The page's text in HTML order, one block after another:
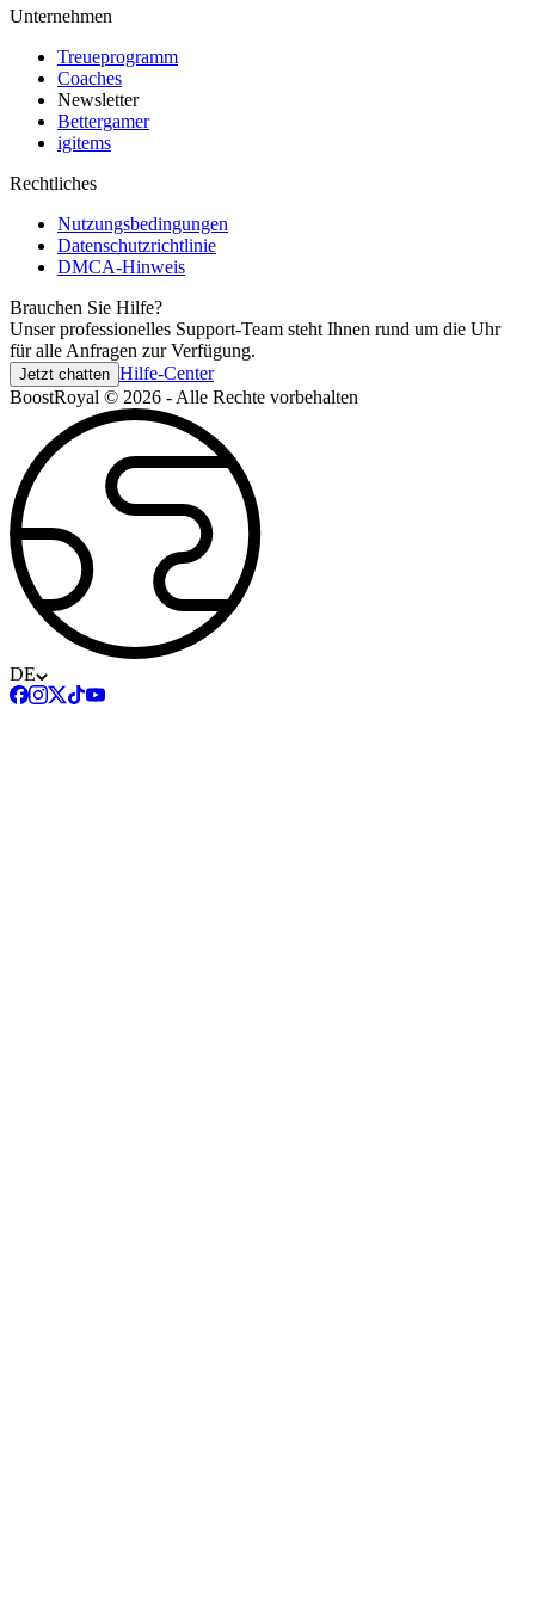
Unternehmen
Treueprogramm
Coaches
Newsletter
Bettergamer
igitems
Rechtliches
Nutzungsbedingungen
Datenschutzrichtlinie
DMCA-Hinweis
Brauchen Sie Hilfe?
Unser professionelles Support-Team steht Ihnen rund um die Uhr
für alle Anfragen zur Verfügung.
Jetzt chatten Hilfe-Center
BoostRoyal © 2026 - Alle Rechte vorbehalten
DE